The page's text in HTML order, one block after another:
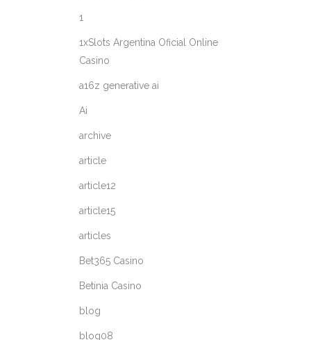
1
1xSlots Argentina Oficial Online
Casino
a16z generative ai
Ai
archive
article
article12
article15
articles
Bet365 Casino
Betinia Casino
blog
blog08